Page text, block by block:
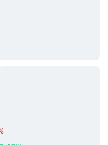
Populaires